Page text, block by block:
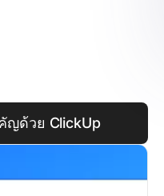
ญด้วย ClickUp